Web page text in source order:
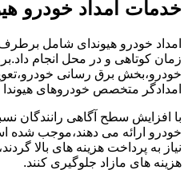
خدمات امداد خودرو
امداد خودرو هیوندای شامل
زمان کوتاهی و در محل انجام
خودرو،بخش برق رسانی
امدادگر متخصص خودروهای هیوندا
با افزایش سطح آگاهی رانندگان
خودرو ارائه می دهند،موجب شده
نیاز به پرداخت هزینه های بالا
هزینه های مازاد جلوگیری کنند.